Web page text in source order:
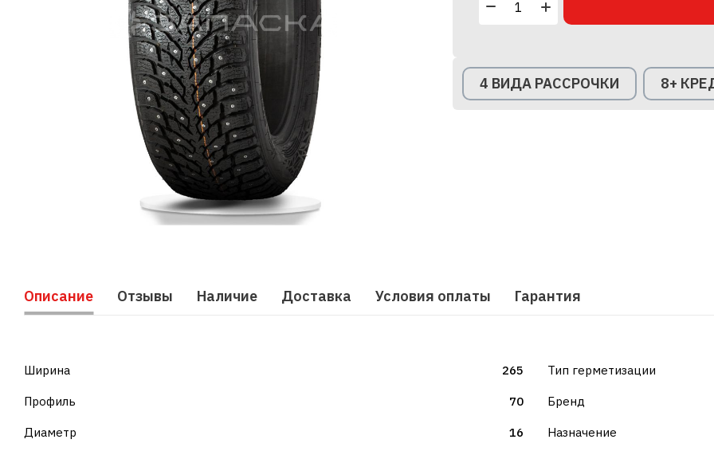
4 ВИДА РАССРОЧКИ 8+
Описание Отзывы Наличие Доставка Условия оплаты Гарантия
Ширина 265
Профиль 70
Диаметр 16
Тип герметизации
Бренд
Назначение